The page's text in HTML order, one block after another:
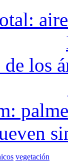
de los
vegetación